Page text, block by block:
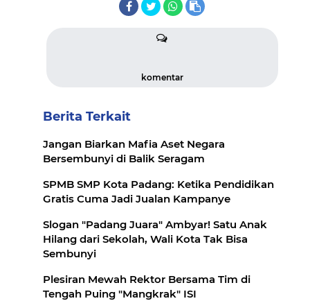
komentar
Berita Terkait
Jangan Biarkan Mafia Aset Negara
Bersembunyi di Balik Seragam
SPMB SMP Kota Padang: Ketika Pendidikan
Gratis Cuma Jadi Jualan Kampanye
Slogan "Padang Juara" Ambyar! Satu Anak
Hilang dari Sekolah, Wali Kota Tak Bisa
Sembunyi
Plesiran Mewah Rektor Bersama Tim di
Tengah Puing "Mangkrak" ISI